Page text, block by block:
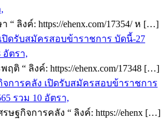
งค์: https://ehenx.com/17354/ ห […]
ดรับสมัครสอบข้าราชการ บัดนี้-27
อัตรา,
“ ลิงค์: https://ehenx.com/17348 […]
จการคลัง เปิดรับสมัครสอบข้าราชการ
รวม 10 อัตรา,
ฐกิจการคลัง “ ลิงค์: https://ehenx […]